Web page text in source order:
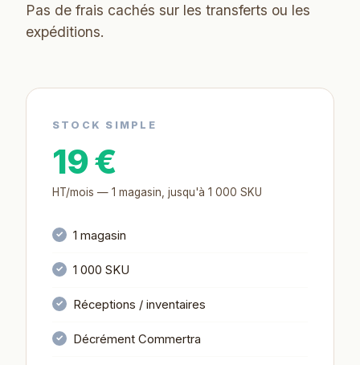
Pas de frais cachés sur les transferts ou les
expéditions.
STOCK SIMPLE
19 €
HT/mois — 1 magasin, jusqu'à 1 000 SKU
1 magasin
1 000 SKU
Réceptions / inventaires
Décrément Commertra